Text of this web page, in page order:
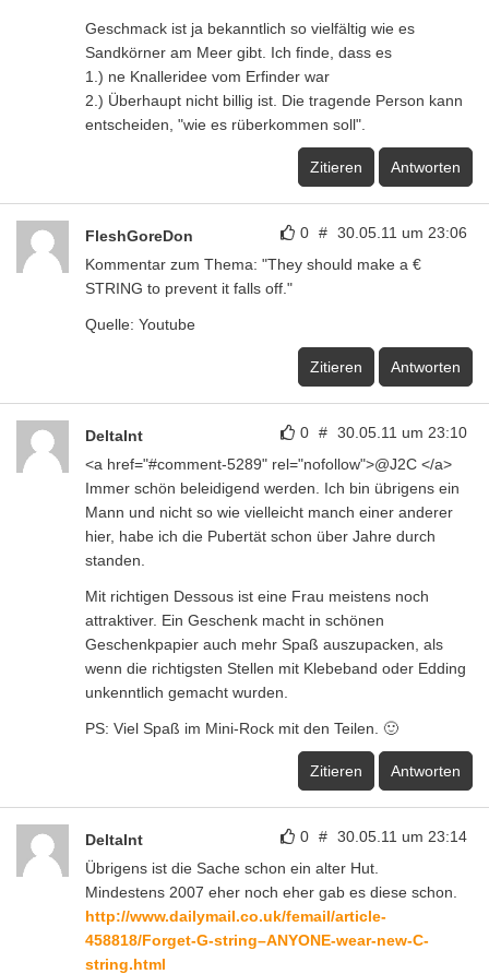
Geschmack ist ja bekanntlich so vielfältig wie es
Sandkörner am Meer gibt. Ich finde, dass es
1.) ne Knalleridee vom Erfinder war
2.) Überhaupt nicht billig ist. Die tragende Person kann
entscheiden, "wie es rüberkommen soll".
Zitieren Antworten
0 # 30.05.11 um 23:06
FleshGoreDon
Kommentar zum Thema: "They should make a €
STRING to prevent it falls off."
Quelle: Youtube
Zitieren Antworten
0 # 30.05.11 um 23:10
DeltaInt
<a href="#comment-5289" rel="nofollow">@J2C </a>
Immer schön beleidigend werden. Ich bin übrigens ein
Mann und nicht so wie vielleicht manch einer anderer
hier, habe ich die Pubertät schon über Jahre durch
standen.
Mit richtigen Dessous ist eine Frau meistens noch
attraktiver. Ein Geschenk macht in schönen
Geschenkpapier auch mehr Spaß auszupacken, als
wenn die richtigsten Stellen mit Klebeband oder Edding
unkenntlich gemacht wurden.
PS: Viel Spaß im Mini-Rock mit den Teilen. 🙂
Zitieren Antworten
0 # 30.05.11 um 23:14
DeltaInt
Übrigens ist die Sache schon ein alter Hut.
Mindestens 2007 eher noch eher gab es diese schon.
http://www.dailymail.co.uk/femail/article-
458818/Forget-G-string–ANYONE-wear-new-C-
string.html